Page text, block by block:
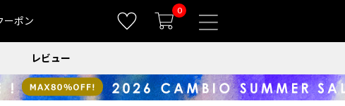
ーポン
0
レビュー